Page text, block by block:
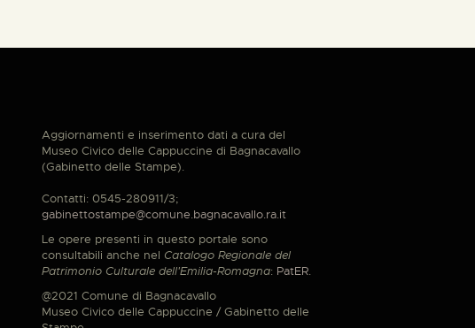
Aggiornamenti e inserimento dati a cura del
Museo Civico delle Cappuccine di Bagnacavallo
(Gabinetto delle Stampe).
Contatti: 0545-280911/3;
gabinettostampe@comune.bagnacavallo.ra.it
Le opere presenti in questo portale sono
consultabili anche nel Catalogo Regionale del
Patrimonio Culturale dell'Emilia-Romagna: PatER.
@2021 Comune di Bagnacavallo
Museo Civico delle Cappuccine / Gabinetto delle